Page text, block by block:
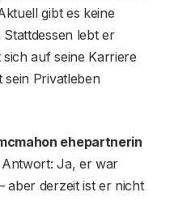
gibt es keine
lebt er
auf seine Karriere
sein Privatleben
ehepartnerin
Ja, er war
aber derzeit ist er nicht